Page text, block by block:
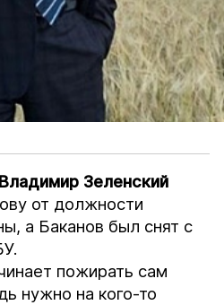
Владимир Зеленский
от должности
а Баканов был снят с
пожирать сам
нужно на кого-то